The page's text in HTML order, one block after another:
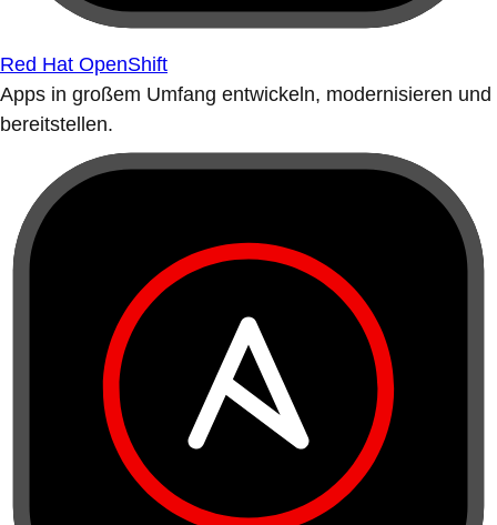
Red Hat OpenShift
Apps in großem Umfang entwickeln, modernisieren und
bereitstellen.